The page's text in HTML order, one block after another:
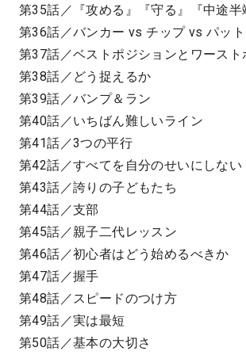
第35話／『攻める』『守る』『中途半
第36話／バンカー vs チップ vs パット
第37話／ベストポジションとワースト
第38話／どう捉えるか
第39話／バンプ＆ラン
第40話／いちばん難しいライン
第41話／3つの平行
第42話／すべてを自分のせいにしない
第43話／誇りの子どもたち
第44話／支部
第45話／親子二代レッスン
第46話／初心者はどう始めるべきか
第47話／握手
第48話／スピードのつけ方
第49話／実は最短
第50話／基本の大切さ